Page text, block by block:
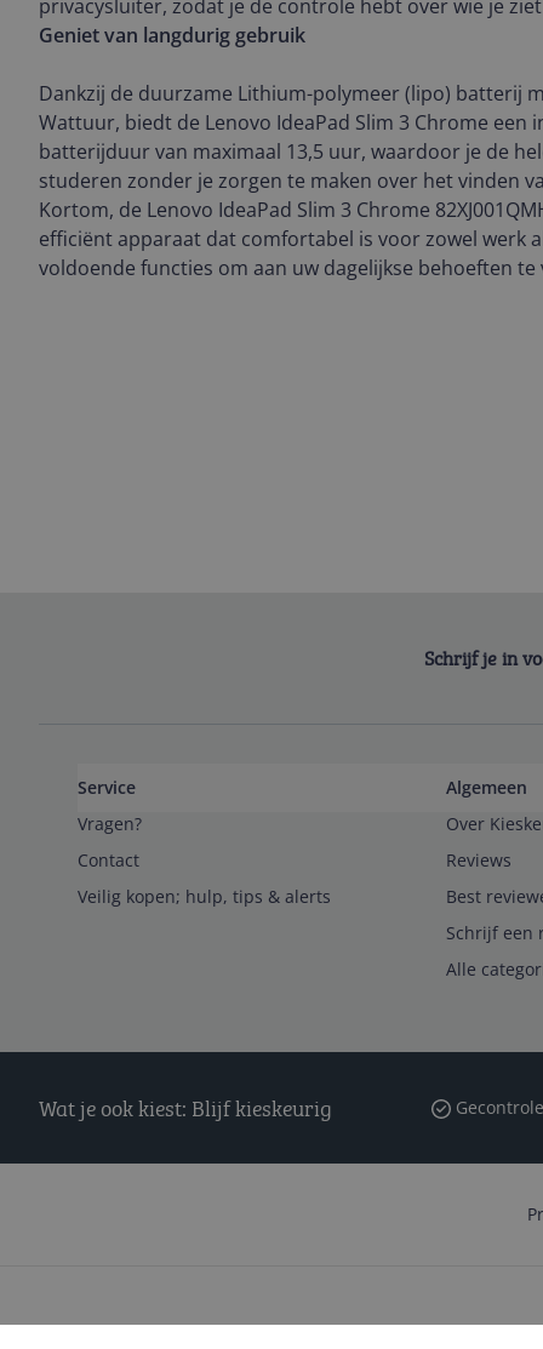
privacysluiter, zodat je de controle hebt over wie je
Geniet van langdurig gebruik
Dankzij de duurzame Lithium-polymeer (lipo) batterij
Wattuur, biedt de Lenovo IdeaPad Slim 3 Chrome een
batterijduur van maximaal 13,5 uur, waardoor je de
studeren zonder je zorgen te maken over het vinden
Kortom, de Lenovo IdeaPad Slim 3 Chrome
efficiënt apparaat dat comfortabel is voor zowel werk
voldoende functies om aan uw dagelijkse behoeften te
Schrijf je in
Service
Vragen?
Contact
Veilig kopen; hulp, tips & alerts
Algemeen
Over
Reviews
Best
Schrijf een
Alle
Wat je ook kiest: Blijf kieskeurig